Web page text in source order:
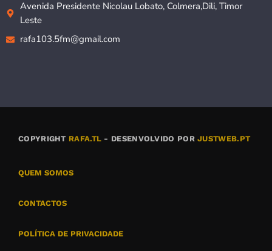
Avenida Presidente Nicolau Lobato, Colmera,Dili, Timor
Leste
rafa103.5fm@gmail.com
COPYRIGHT RAFA.TL - DESENVOLVIDO PORJUSTWEB.PT
QUEM SOMOS
CONTACTOS
POLÍTICA DE PRIVACIDADE